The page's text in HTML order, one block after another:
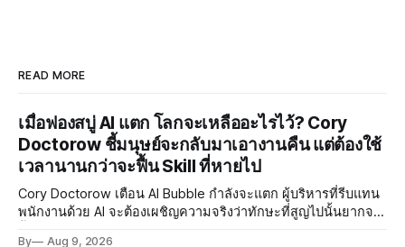
READ MORE
เมื่อฟองสบู่ AI แตก โลกจะเหลืออะไรไว้? Cory
Doctorow ชี้มนุษย์จะกลับมาเอางานคืน แต่ต้องใช้
เวลานานกว่าจะฟื้น Skill ที่หายไป
Cory Doctorow เตือน AI Bubble กำลังจะแตก ผู้บริหารที่รีบแทน
พนักงานด้วย AI จะต้องเผชิญความจริงว่าทักษะที่สูญไปนั้นยากจะ
By Aug 9, 2026